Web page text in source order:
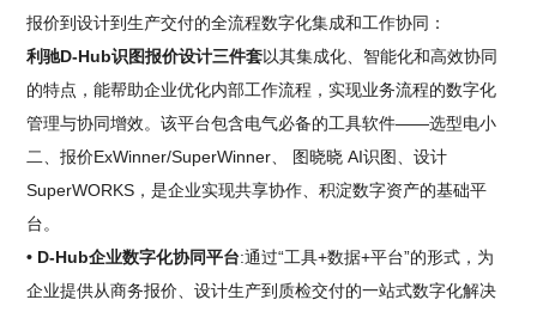
报价到设计到生产交付的全流程数字化集成和工作协同：
利驰D-Hub识图报价设计三件套以其集成化、智能化和高效协同
的特点，能帮助企业优化内部工作流程，实现业务流程的数字化
管理与协同增效。该平台包含电气必备的工具软件——选型电小
二、报价ExWinner/SuperWinner、 图晓晓 AI识图、设计
SuperWORKS，是企业实现共享协作、积淀数字资产的基础平
台。
• D-Hub企业数字化协同平台:通过“工具+数据+平台”的形式，为
企业提供从商务报价、设计生产到质检交付的一站式数字化解决